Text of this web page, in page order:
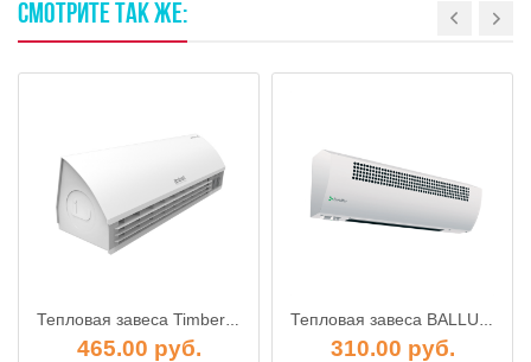
СМОТРИТЕ ТАКЖЕ:
Тепловая завеса Timberk THC WS2 3M AERO
465.00 руб.
Тепловая завеса BALLU BHC-5.000 SB
310.00 руб.